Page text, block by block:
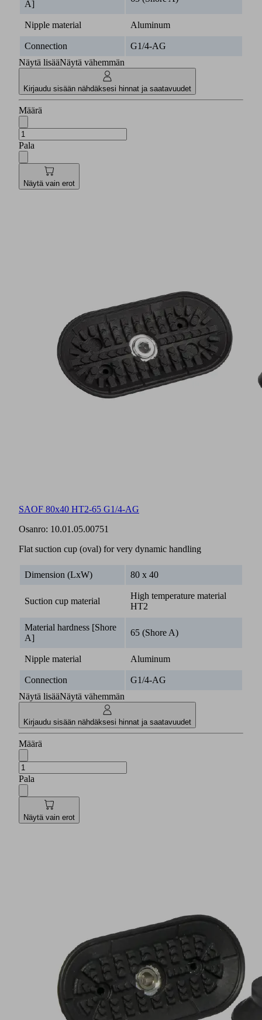
A]
Nipple material Aluminum
Connection
G1/4-AG
Näytä lisääNäytä vähemmän
Kirjaudu sisään nähdäksesi hinnat ja saatavuudet
Määrä
Pala
Näytä vain erot
SAOF 80x40 HT2-65 G1/4-AG
Osanro: 10.01.05.00751
Flat suction cup (oval) for very dynamic handling
Dimension (LxW) 80 x 40
Suction cup material
High temperature material
HT2
Material hardness [Shore
A]
65 (Shore A)
Nipple material Aluminum
Connection
G1/4-AG
Näytä lisääNäytä vähemmän
Kirjaudu sisään nähdäksesi hinnat ja saatavuudet
Määrä
Pala
Näytä vain erot